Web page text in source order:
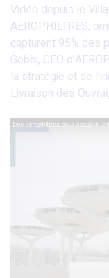
Vidéo depuis le
AEROPHILTRES,
capturent 95% des
Gobbi, CEO
la stratégie et de
Livraison des